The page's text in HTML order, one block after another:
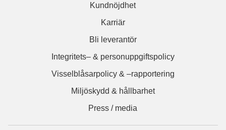
Kundnöjdhet
Karriär
Bli leverantör
Integritets– & personuppgiftspolicy
Visselblåsarpolicy & –rapportering
Miljöskydd & hållbarhet
Press / media